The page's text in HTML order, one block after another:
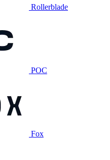
Rollerblade
POC
Fox